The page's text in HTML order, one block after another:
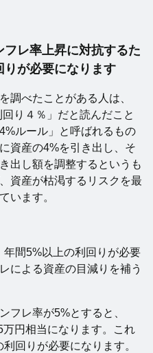
レ率上昇に対抗するた
が必要になります
調べたことがある人は、
り４％」だと読んだこと
ルール」と呼ばれるもの
資産の4%を引き出し、そ
出し額を調整するというも
資産が枯渇するリスクを最
います。
間5%以上の利回りが必要
による資産の目減りを補う
フレ率が5%とすると、
円相当になります。これ
回りが必要になります。